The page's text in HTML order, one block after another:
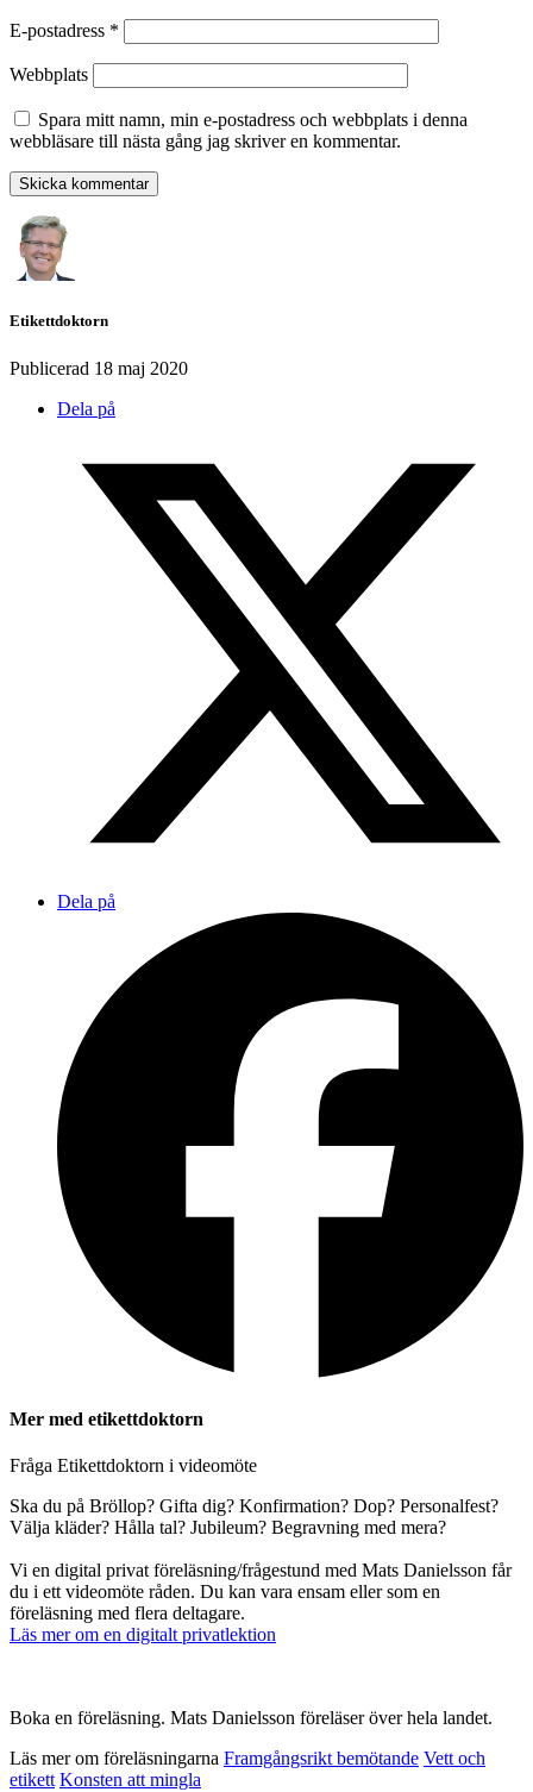
E-postadress *
Webbplats
Spara mitt namn, min e-postadress och webbplats i denna
webbläsare till nästa gång jag skriver en kommentar.
Etikettdoktorn
Publicerad 18 maj 2020
Dela på
Dela på
Mer med etikettdoktorn
Fråga Etikettdoktorn i videomöte
Ska du på Bröllop? Gifta dig? Konfirmation? Dop? Personalfest?
Välja kläder? Hålla tal? Jubileum? Begravning med mera?
Vi en digital privat föreläsning/frågestund med Mats Danielsson får
du i ett videomöte råden. Du kan vara ensam eller som en
föreläsning med flera deltagare.
Läs mer om en digitalt privatlektion
Boka en föreläsning. Mats Danielsson föreläser över hela landet.
Läs mer om föreläsningarna Framgångsrikt bemötande Vett och
etikett Konsten att mingla